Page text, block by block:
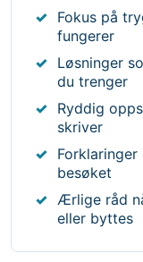
Fokus på
fungerer
Løsninger
du trenger
Ryddig
skriver
besøket
Ærlige råd
eller byttes